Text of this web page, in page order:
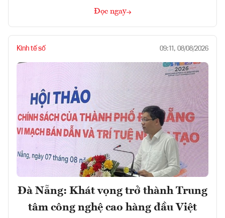
Đọc ngay
Kinh tế số 09:11, 08/08/2026
Đà Nẵng: Khát vọng trở thành Trung
tâm công nghệ cao hàng đầu Việt